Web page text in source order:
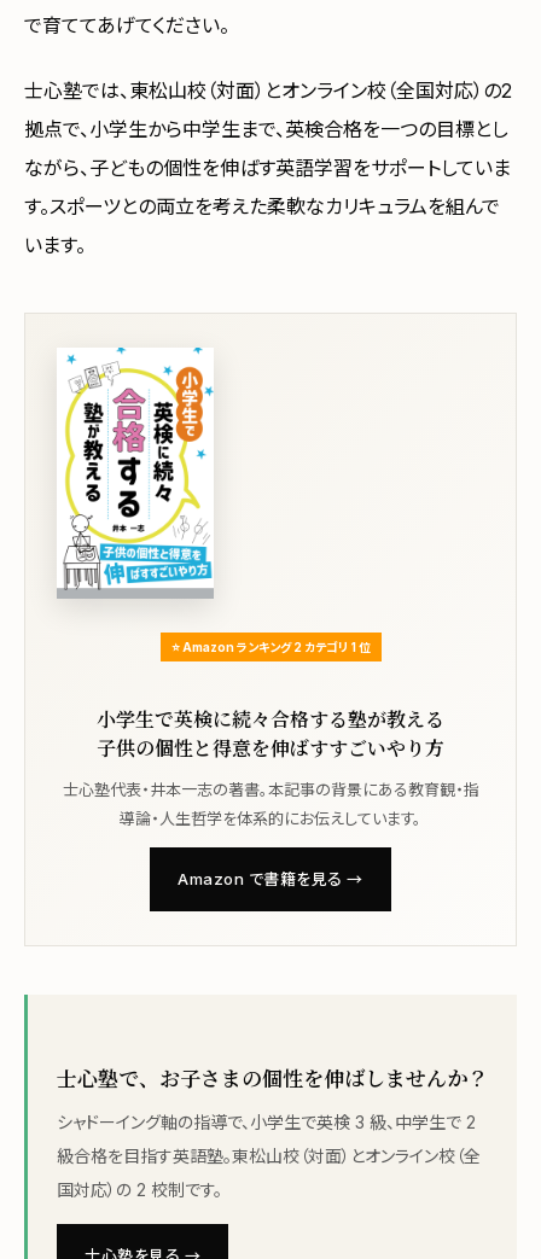
で育ててあげてください。
士心塾では、東松山校（対面）とオンライン校（全国対応）の2
拠点で、小学生から中学生まで、英検合格を一つの目標とし
ながら、子どもの個性を伸ばす英語学習をサポートしていま
す。スポーツとの両立を考えた柔軟なカリキュラムを組んで
います。
⭐ Amazon ランキング 2 カテゴリ 1 位
小学生で英検に続々合格する塾が教える
子供の個性と得意を伸ばすすごいやり方
士心塾代表・井本一志の著書。本記事の背景にある教育観・指
導論・人生哲学を体系的にお伝えしています。
Amazon で書籍を見る →
士心塾で、お子さまの個性を伸ばしませんか？
シャドーイング軸の指導で、小学生で英検 3 級、中学生で 2
級合格を目指す英語塾。東松山校（対面）とオンライン校（全
国対応）の 2 校制です。